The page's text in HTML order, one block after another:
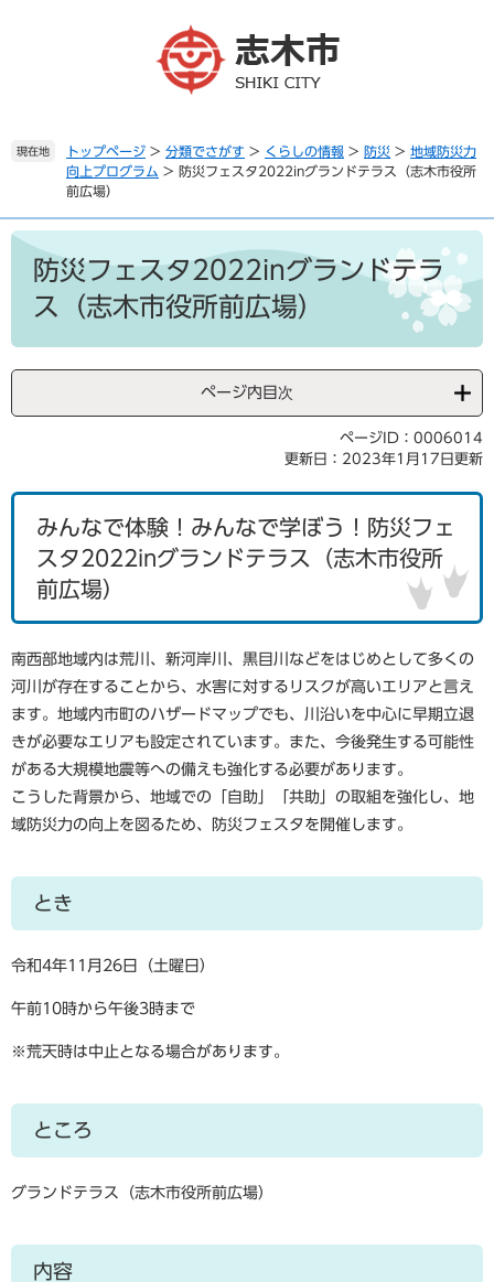
本
現在地 トップページ > 分類でさがす > くらしの情報 > 防災 > 地域防災力
向上プログラム > 防災フェスタ2022inグランドテラス（志木市役所
前広場）
本
防災フェスタ2022inグランドテラ
ス（志木市役所前広場）
ページ内目次
ページID：0006014
更新日：2023年1月17日更新
みんなで体験！みんなで学ぼう！防災フェ
スタ2022inグランドテラス（志木市役所
前広場）
南西部地域内は荒川、新河岸川、黒目川などをはじめとして多くの
河川が存在することから、水害に対するリスクが高いエリアと言え
ます。地域内市町のハザードマップでも、川沿いを中心に早期立退
きが必要なエリアも設定されています。また、今後発生する可能性
がある大規模地震等への備えも強化する必要があります。
こうした背景から、地域での「自助」「共助」の取組を強化し、地
域防災力の向上を図るため、防災フェスタを開催します。
とき
令和4年11月26日（土曜日）
午前10時から午後3時まで
※荒天時は中止となる場合があります。
ところ
グランドテラス（志木市役所前広場）
内容